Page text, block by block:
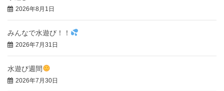
2026年8月1日
みんなで水遊び！！
2026年7月31日
水遊び週間
2026年7月30日